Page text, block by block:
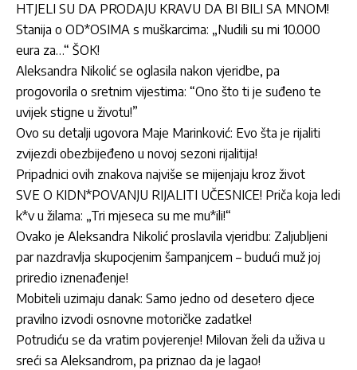
HTJELI SU DA PRODAJU KRAVU DA BI BILI SA MNOM!
Stanija o OD*OSIMA s muškarcima: „Nudili su mi 10.000
eura za…“ ŠOK!
Aleksandra Nikolić se oglasila nakon vjeridbe, pa
progovorila o sretnim vijestima: “Ono što ti je suđeno te
uvijek stigne u životu!”
Ovo su detalji ugovora Maje Marinković: Evo šta je rijaliti
zvijezdi obezbijeđeno u novoj sezoni rijalitija!
Pripadnici ovih znakova najviše se mijenjaju kroz život
SVE O KIDN*POVANJU RIJALITI UČESNICE! Priča koja ledi
k*v u žilama: „Tri mjeseca su me mu*ili!“
Ovako je Aleksandra Nikolić proslavila vjeridbu: Zaljubljeni
par nazdravlja skupocjenim šampanjcem – budući muž joj
priredio iznenađenje!
Mobiteli uzimaju danak: Samo jedno od desetero djece
pravilno izvodi osnovne motoričke zadatke!
Potrudiću se da vratim povjerenje! Milovan želi da uživa u
sreći sa Aleksandrom, pa priznao da je lagao!